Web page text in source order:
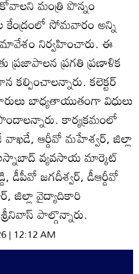
మంత్రి పొన్నం
కేంద్రంలో సోమవారం అన్ని
నిర్వహించారు. ఈ
ప్రజాపాలన ప్రగతి ప్రణాళిక
కల్పించాలన్నారు. కలెక్టర్‌
బాధ్యతాయుతంగా విధులు
కార్యక్రమంలో
వాఖడే, ఆర్డీవో మహేశ్వర్‌, జిల్లా
వ్యవసాయ మార్కెట్‌
డీపీవో జగదీశ్వర్‌, డీఆర్డీవో
జిల్లా వైద్యాదికారి
పాల్గొన్నారు.
| 12:12 AM